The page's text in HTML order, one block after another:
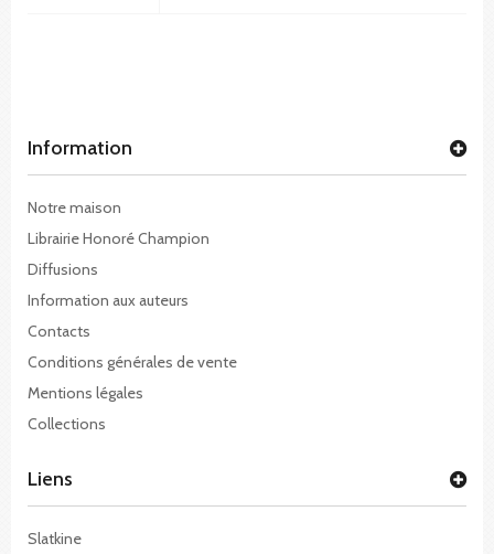
Information
Notre maison
Librairie Honoré Champion
Diffusions
Information aux auteurs
Contacts
Conditions générales de vente
Mentions légales
Collections
Liens
Slatkine